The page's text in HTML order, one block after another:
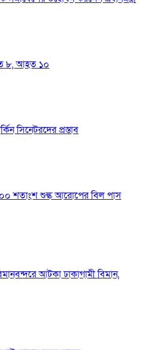
৮, আহত ১০
সিনেটরদের প্রস্তাব
শতাংশ শুল্ক আরোপের বিল পাস
আটকা ঢাকাগামী বিমান,